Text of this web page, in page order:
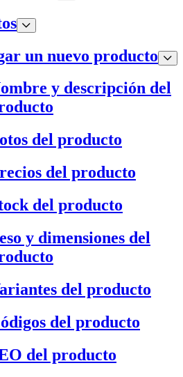
un nuevo producto
y descripción del
del producto
del producto
del producto
y dimensiones del
del producto
del producto
del producto